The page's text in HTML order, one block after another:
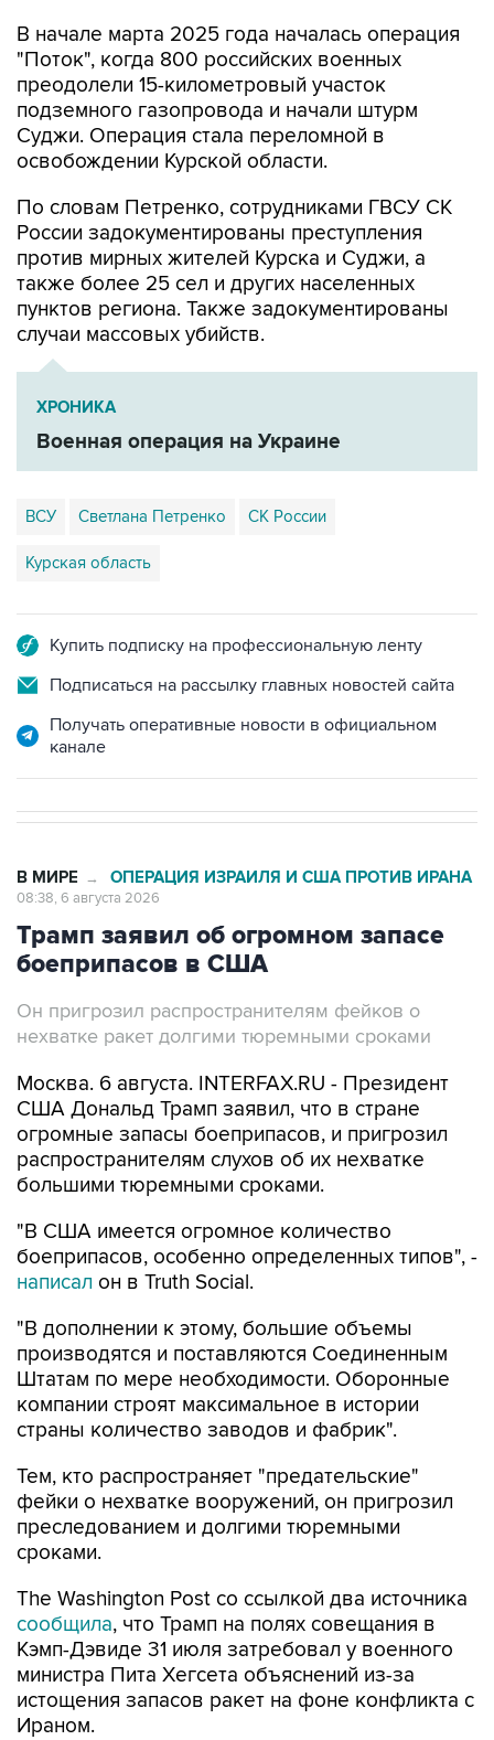
В начале марта 2025 года началась операция
"Поток", когда 800 российских военных
преодолели 15-километровый участок
подземного газопровода и начали штурм
Суджи. Операция стала переломной в
освобождении Курской области.
По словам Петренко, сотрудниками ГВСУ СК
России задокументированы преступления
против мирных жителей Курска и Суджи, а
также более 25 сел и других населенных
пунктов региона. Также задокументированы
случаи массовых убийств.
ХРОНИКА
Военная операция на Украине
ВСУ Светлана Петренко СК России
Курская область
Купить подписку на профессиональную ленту
Подписаться на рассылку главных новостей сайта
Получать оперативные новости в официальном
канале
В МИРЕ → ОПЕРАЦИЯ ИЗРАИЛЯ И США ПРОТИВ ИРАНА
08:38, 6 августа 2026
Трамп заявил об огромном запасе
боеприпасов в США
Он пригрозил распространителям фейков о
нехватке ракет долгими тюремными сроками
Москва. 6 августа. INTERFAX.RU - Президент
США Дональд Трамп заявил, что в стране
огромные запасы боеприпасов, и пригрозил
распространителям слухов об их нехватке
большими тюремными сроками.
"В США имеется огромное количество
боеприпасов, особенно определенных типов", -
написал он в Truth Social.
"В дополнении к этому, большие объемы
производятся и поставляются Соединенным
Штатам по мере необходимости. Оборонные
компании строят максимальное в истории
страны количество заводов и фабрик".
Тем, кто распространяет "предательские"
фейки о нехватке вооружений, он пригрозил
преследованием и долгими тюремными
сроками.
The Washington Post со ссылкой два источника
сообщила, что Трамп на полях совещания в
Кэмп-Дэвиде 31 июля затребовал у военного
министра Пита Хегсета объяснений из-за
истощения запасов ракет на фоне конфликта с
Ираном.